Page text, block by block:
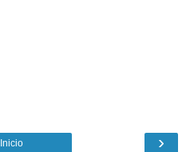
›
Inicio